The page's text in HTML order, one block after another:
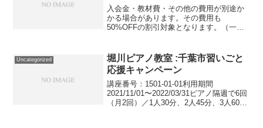
入会金・教材費・その他の費用が別途か
かる場合があります。その費用も
50%OFFの割引対象となります。（一部
04-01利用期間 2020/11/01〜2021/01/...
Uncategorized
堀川ピアノ教室 :千葉市習いごと
応援キャンペーン
講座番号：1501-01-01利用期間
2021/11/01〜2022/03/31ピアノ隔週で6回
（月2回）／1人30分、2人45分、3人60分